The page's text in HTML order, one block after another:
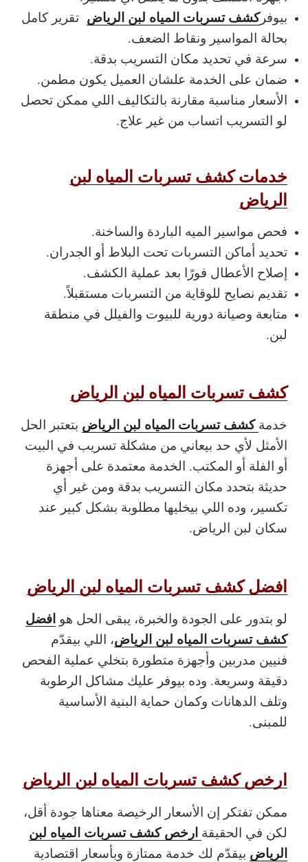
بيوفركشف تسربات المياه لبن الرياض تقرير كامل
بحالة المواسير ونقاط الضعف.
سرعة في تحديد مكان التسريب بدقة.
ضمان على الخدمة علشان العميل يكون مطمن.
الأسعار مناسبة مقارنة بالتكاليف اللي ممكن تحصل
لو التسريب اتساب من غير علاج.
خدمات كشف تسربات المياه لبن
الرياض
فحص مواسير الميه الباردة والساخنة.
تحديد أماكن التسربات تحت البلاط أو الجدران.
إصلاح الأعطال فورًا بعد عملية الكشف.
تقديم نصايح للوقاية من التسربات مستقبلاً.
متابعة وصيانة دورية للبيوت والفيلل في منطقة
لبن.
كشف تسربات المياه لبن الرياض
خدمة كشف تسربات المياه لبن الرياض بتعتبر الحل
الأمثل لأي حد بيعاني من مشكلة تسريب في البيت
أو الفلة أو المكتب. الخدمة معتمدة على أجهزة
حديثة بتحدد مكان التسريب بدقة ومن غير أي
تكسير، وده اللي بيخليها مطلوبة بشكل كبير عند
سكان لبن الرياض.
افضل كشف تسربات المياه لبن الرياض
لو بتدور على الجودة والخبرة، يبقى الحل هو افضل
كشف تسربات المياه لبن الرياض، اللي بيقدّم
فنيين مدربين وأجهزة متطورة بتخلي عملية الفحص
دقيقة وسريعة. وده بيوفر عليك مشاكل الرطوبة
وتلف الدهانات وكمان حماية البنية الأساسية
للمبنى.
ارخص كشف تسربات المياه لبن الرياض
ممكن تفتكر إن الأسعار الرخيصة معناها جودة أقل،
لكن في الحقيقة ارخص كشف تسربات المياه لبن
الرياض بيقدّم لك خدمة ممتازة وبأسعار اقتصادية